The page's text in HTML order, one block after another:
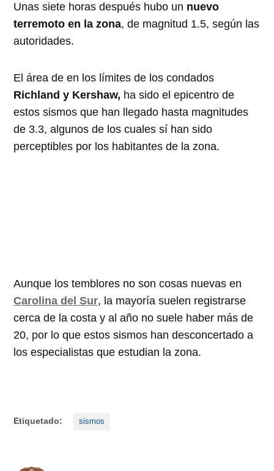
Unas siete horas después hubo un nuevo
terremoto en la zona, de magnitud 1.5, según las
autoridades.
El área de en los límites de los condados
Richland y Kershaw, ha sido el epicentro de
estos sismos que han llegado hasta magnitudes
de 3.3, algunos de los cuales sí han sido
perceptibles por los habitantes de la zona.
Aunque los temblores no son cosas nuevas en
Carolina del Sur, la mayoría suelen registrarse
cerca de la costa y al año no suele haber más de
20, por lo que estos sismos han desconcertado a
los especialistas que estudian la zona.
Etiquetado: sismos